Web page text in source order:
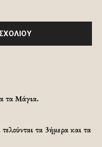
τα Μάγια.
τα 3ήμερα και τα